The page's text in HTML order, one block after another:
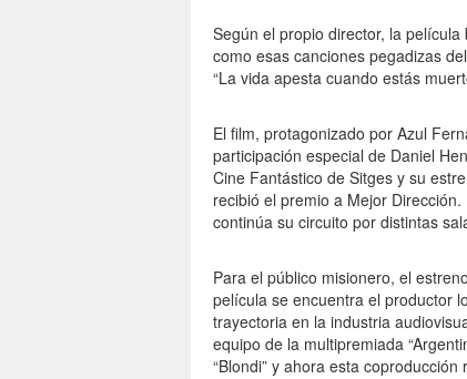
Según el propio director, la
como esas canciones pegadizas
“La vida apesta cuando estás
El film, protagonizado por Azul
participación especial de Daniel
Cine Fantástico de Sitges y su
recibió el premio a Mejor
continúa su circuito por distintas
Para el público misionero, el
película se encuentra el productor
trayectoria en la industria
equipo de la multipremiada
“Blondi” y ahora esta coproducción